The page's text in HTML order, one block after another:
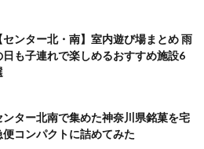
センター北・南】室内遊び場まとめ 雨
日も子連れで楽しめるおすすめ施設6
ンター北南で集めた神奈川県銘菓を宅
便コンパクトに詰めてみた